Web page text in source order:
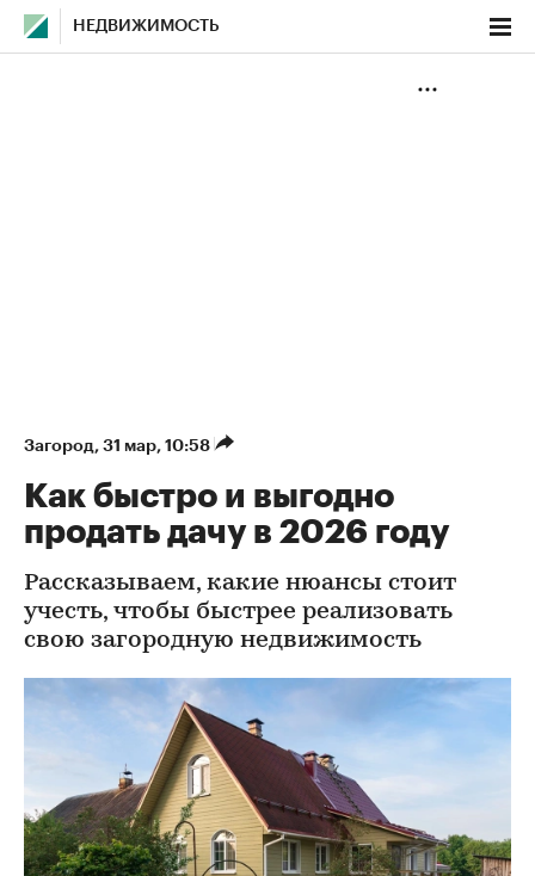
НЕДВИЖИМОСТЬ
Загород⁠, 31 мар, 10:58
Как быстро и выгодно
продать дачу в 2026 году
Рассказываем, какие нюансы стоит
учесть, чтобы быстрее реализовать
свою загородную недвижимость